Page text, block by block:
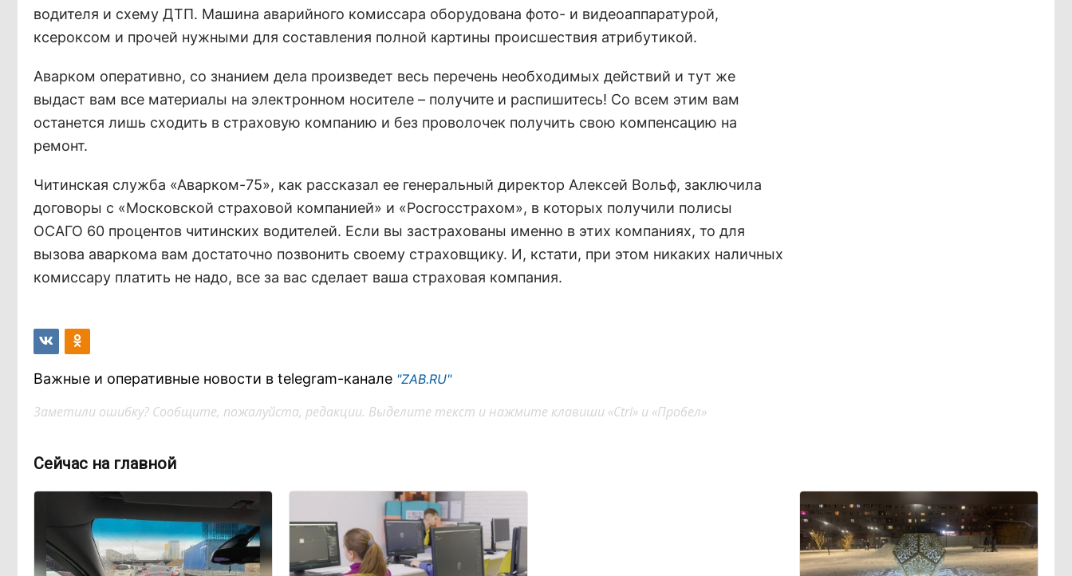
водителя и схему ДТП. Машина аварийного комиссара оборудована фото- и видеоаппаратурой,
ксероксом и прочей нужными для составления полной картины происшествия атрибутикой.
Аварком оперативно, со знанием дела произведет весь перечень необходимых действий и тут же
выдаст вам все материалы на электронном носителе – получите и распишитесь! Со всем этим вам
останется лишь сходить в страховую компанию и без проволочек получить свою компенсацию на
ремонт.
Читинская служба «Аварком-75», как рассказал ее генеральный директор Алексей Вольф, заключила
договоры с «Московской страховой компанией» и «Росгосстрахом», в которых получили полисы
ОСАГО 60 процентов читинских водителей. Если вы застрахованы именно в этих компаниях, то для
вызова аваркома вам достаточно позвонить своему страховщику. И, кстати, при этом никаких наличных
комиссару платить не надо, все за вас сделает ваша страховая компания.
Важные и оперативные новости в telegram-канале "ZAB.RU"
Заметили ошибку? Сообщите, пожалуйста, редакции. Выделите текст и нажмите клавиши «Ctrl» и «Пробел»
Сейчас на главной